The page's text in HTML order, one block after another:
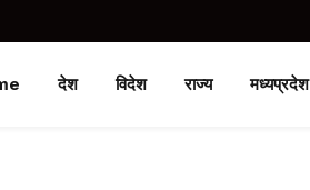
देश विदेश राज्य मध्यप्रदेश